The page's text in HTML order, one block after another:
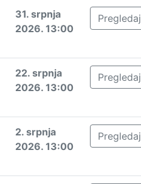
31. srpnja
2026. 13:00
Pregledaj
22. srpnja
2026. 13:00
Pregledaj
2. srpnja
2026. 13:00
Pregledaj